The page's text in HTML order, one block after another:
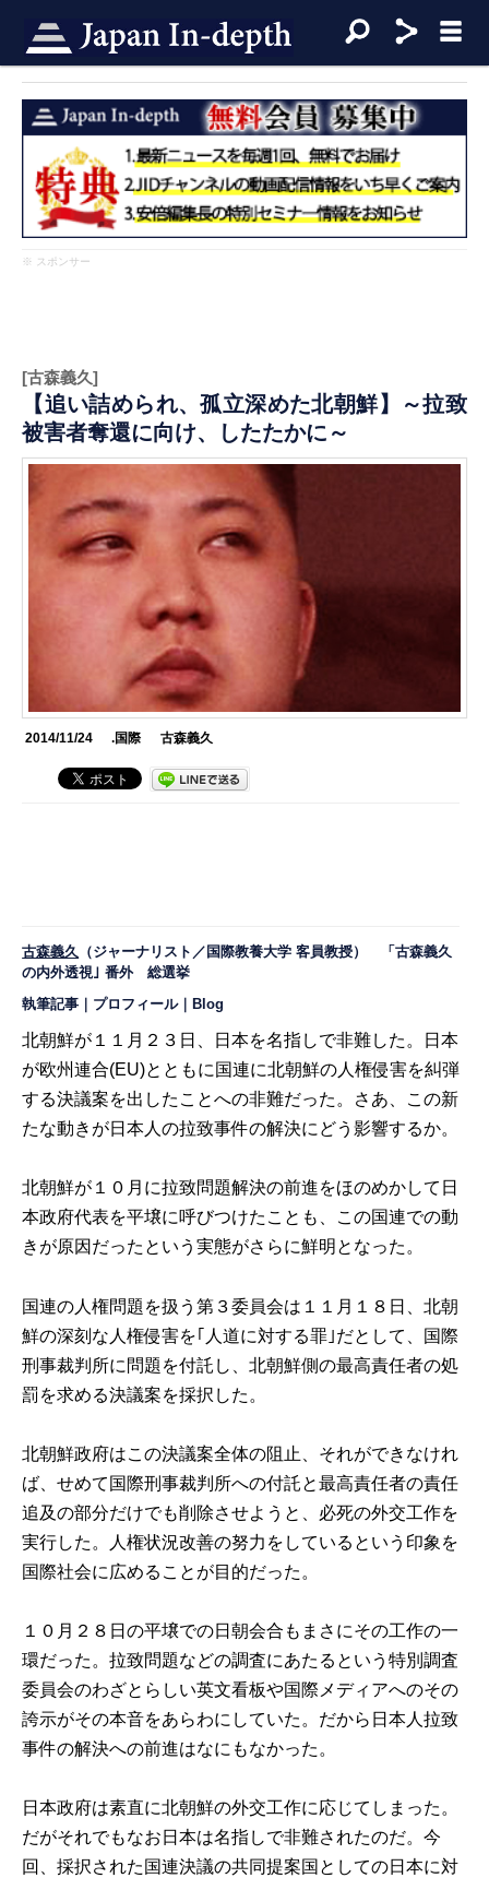
※ スポンサー
[古森義久]
【追い詰められ、孤立深めた北朝鮮】～拉致
被害者奪還に向け、したたかに～
2014/11/24 .国際 古森義久
古森義久
（ジャーナリスト／国際教養大学 客員教授） 「古森義久
の内外透視｣ 番外 総選挙
執筆記事
プロフィール｜ Blog
北朝鮮が１１月２３日、日本を名指しで非難した。日本
が欧州連合(EU)とともに国連に北朝鮮の人権侵害を糾弾
する決議案を出したことへの非難だった。さあ、この新
たな動きが日本人の拉致事件の解決にどう影響するか。
北朝鮮が１０月に拉致問題解決の前進をほのめかして日
本政府代表を平壌に呼びつけたことも、この国連での動
きが原因だったという実態がさらに鮮明となった。
国連の人権問題を扱う第３委員会は１１月１８日、北朝
鮮の深刻な人権侵害を｢人道に対する罪｣だとして、国際
刑事裁判所に問題を付託し、北朝鮮側の最高責任者の処
罰を求める決議案を採択した。
北朝鮮政府はこの決議案全体の阻止、それができなけれ
ば、せめて国際刑事裁判所への付託と最高責任者の責任
追及の部分だけでも削除させようと、必死の外交工作を
実行した。人権状況改善の努力をしているという印象を
国際社会に広めることが目的だった。
１０月２８日の平壌での日朝会合もまさにその工作の一
環だった。拉致問題などの調査にあたるという特別調査
委員会のわざとらしい英文看板や国際メディアへのその
誇示がその本音をあらわにしていた。だから日本人拉致
事件の解決への前進はなにもなかった。
日本政府は素直に北朝鮮の外交工作に応じてしまった。
だがそれでもなお日本は名指しで非難されたのだ。今
回、採択された国連決議の共同提案国としての日本に対